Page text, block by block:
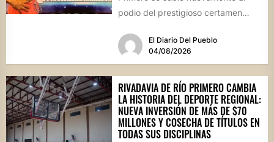
podio del prestigioso certamen
este fin de...El Diario Del Pueblo
04/08/2026
RIVADAVIA DE RÍO PRIMERO CAMBIA
LA HISTORIA DEL DEPORTE REGIONAL:
NUEVA INVERSIÓN DE MÁS DE $70
MILLONES Y COSECHA DE TÍTULOS EN
TODAS SUS DISCIPLINAS